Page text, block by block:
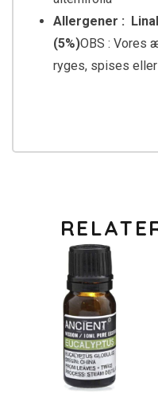
Allergener :
(5%)OBS : Vores
ryges, spises